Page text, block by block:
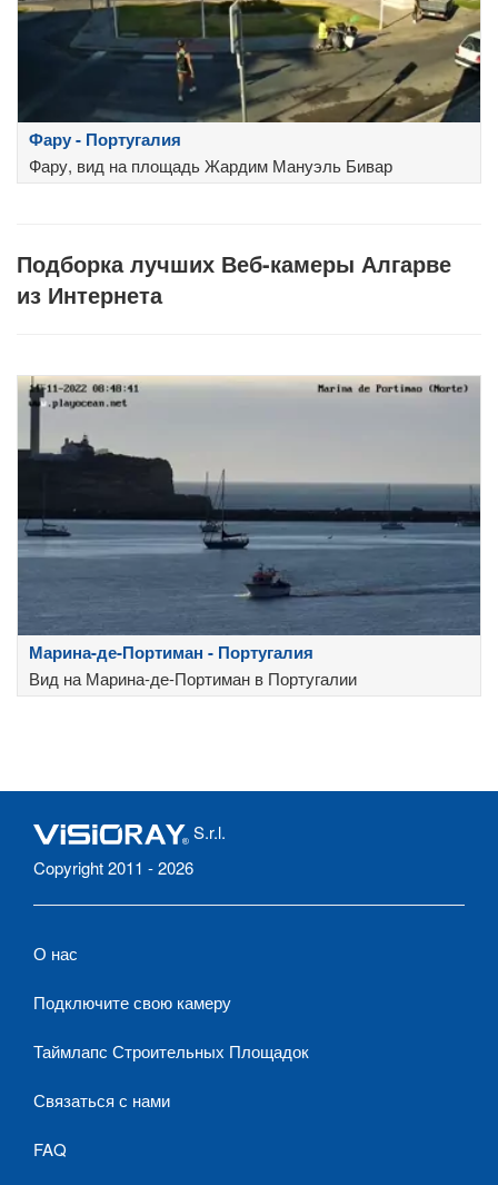
Фару - Португалия
Фару, вид на площадь Жардим Мануэль Бивар
Подборка лучших Веб-камеры Алгарве
из Интернета
Марина-де-Портиман - Португалия
Вид на Марина-де-Портиман в Португалии
S.r.l.
Copyright 2011 - 2026
О нас
Подключите свою камеру
Таймлапс Строительных Площадок
Связаться с нами
FAQ